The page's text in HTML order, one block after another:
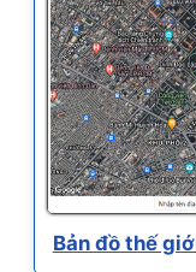
Bản đồ thế